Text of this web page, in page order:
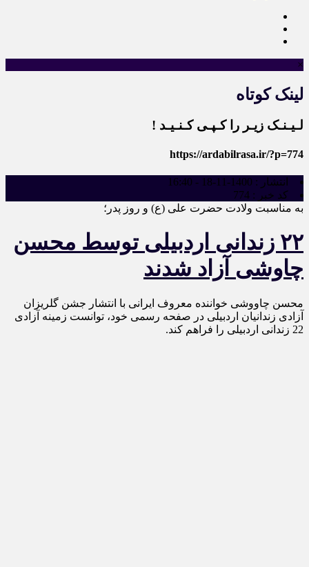
×
لینک کوتاه
لـیـنـک زیـر را کـپـی کـنـیـد !
https://ardabilrasa.ir/?p=774
انتشار : 1400-11-18 - 16:40
کد خبر : 774
به مناسبت ولادت حضرت علی (ع) و روز پدر؛
۲۲ زندانی اردبیلی توسط محسن
چاوشی آزاد شدند
محسن چاووشی خواننده معروف ایرانی با انتشار جشن گلریزان
آزادی زندانیان اردبیلی در صفحه رسمی خود، توانست زمینه آزادی
22 زندانی اردبیلی را فراهم کند.